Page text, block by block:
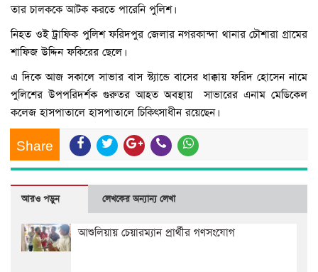
তার চালককে আটক করতে পারেনি পুলিশ।
নিহত ওই ট্রাফিক পুলিশ ফরিদপুর জেলার নগরকান্দা থানার চৌশারা গ্রামের
শাফিজ উদ্দিন ফকিরের ছেলে।
এ দিকে আজ সকালে সাভার বাস স্ট্যান্ডে বাসের ধাক্কায় ফরিদ হোসেন নামে
পুলিশের উপপরিদর্শক গুরুতর আহত অবস্থায় সাভারের এনাম মেডিকেল
কলেজ হাসপাতালে হাসপাতালে চিকিৎসাধীন রয়েছেন।
Share
আরও পড়ুন লেখকের অন্যান্য লেখা
আশুলিয়ায় চেয়ারম্যান প্রার্থীর গণসংযোগ